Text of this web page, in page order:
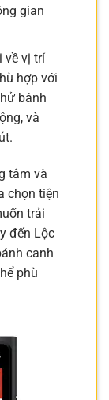
gian
về vị trí
hợp với
bánh
và
tâm và
chọn tiện
trải
đến Lộc
canh
phù